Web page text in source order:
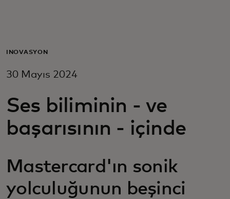
Za biznis
İNOVASYON
30 Mayıs 2024
Ses biliminin - ve
başarısının - içinde
Mastercard'ın sonik
yolculuğunun beşinci